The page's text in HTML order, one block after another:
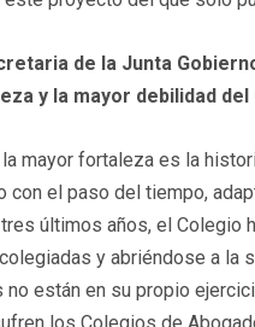
de la Junta
y la mayor debilidad del
la mayor fortaleza es la
con el paso del tiempo,
últimos años, el Colegio
y abriéndose a la
están en su propio